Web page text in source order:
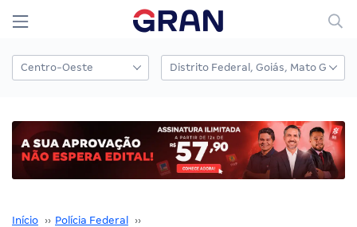
Início ›› Polícia Federal ››